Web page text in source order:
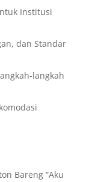
Institusi
dan Standar
langkah
Bareng “Aku